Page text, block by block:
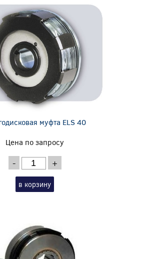
муфта ELS 40
Цена по запросу
- +
в корзину